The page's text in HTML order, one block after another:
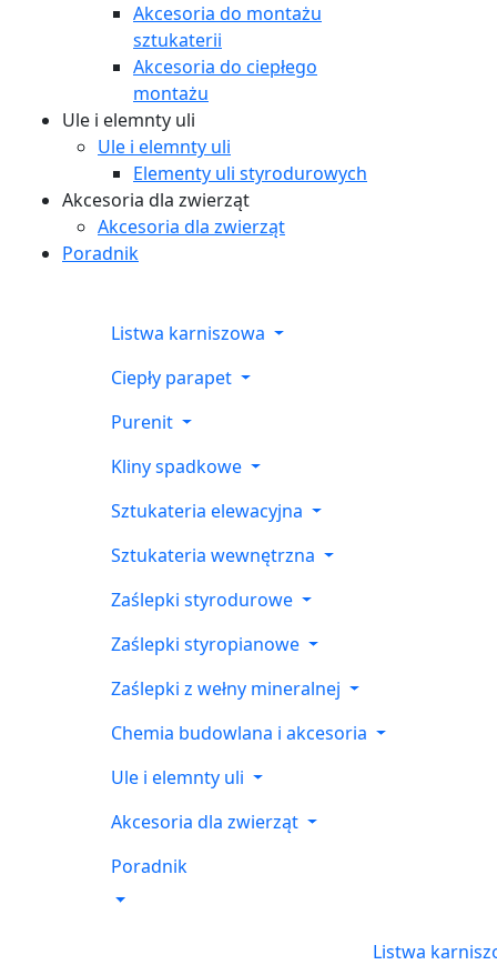
Akcesoria do montażu
sztukaterii
Akcesoria do ciepłego
montażu
Ule i elemnty uli
Ule i elemnty uli
Elementy uli styrodurowych
Akcesoria dla zwierząt
Akcesoria dla zwierząt
Poradnik
Listwa karniszowa
Ciepły parapet
Purenit
Kliny spadkowe
Sztukateria elewacyjna
Sztukateria wewnętrzna
Zaślepki styrodurowe
Zaślepki styropianowe
Zaślepki z wełny mineralnej
Chemia budowlana i akcesoria
Ule i elemnty uli
Akcesoria dla zwierząt
Poradnik
Listwa